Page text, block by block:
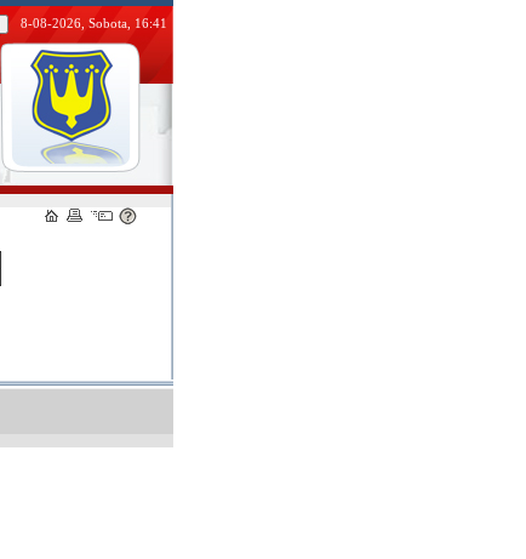
8-08-2026, Sobota, 16:41